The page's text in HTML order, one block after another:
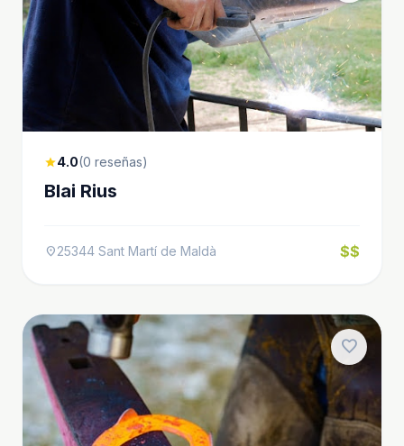
star4.0(0 reseñas)
Blai Rius
location_on25344 Sant Martí de Maldà $$
favorite